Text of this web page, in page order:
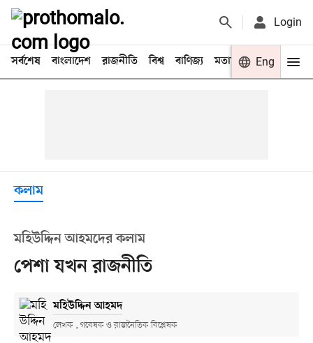
Login
সর্বশেষ বাংলাদেশ রাজনীতি বিশ্ব বাণিজ্য মতামত খেলা
Eng
কলাম
মহিউদ্দিন আহমদের কলাম
পেশা যখন রাজনীতি
মহিউদ্দিন আহমদ
লেখক , গবেষক ও রাজনৈতিক বিশ্লেষক